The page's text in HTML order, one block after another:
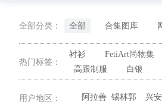
全部分类： 全部 合集图库
热门标签：
衬衫 FetiArt尚物集
高跟制服
白银
用户地区： 阿拉善 锡林郭 兴安